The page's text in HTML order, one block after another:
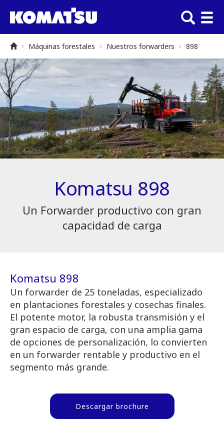
Máquinas forestales Nuestros forwarders 898
Komatsu 898
Un Forwarder productivo con gran
capacidad de carga
Komatsu 898
Un forwarder de 25 toneladas, especializado
en plantaciones forestales y cosechas finales.
El potente motor, la robusta transmisión y el
gran espacio de carga, con una amplia gama
de opciones de personalización, lo convierten
en un forwarder rentable y productivo en el
segmento más grande.
Descargar brochure